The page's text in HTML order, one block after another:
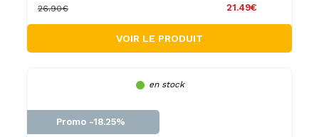
21.49€
26.90€
VOIR LE PRODUIT
en stock
Promo -18.25%